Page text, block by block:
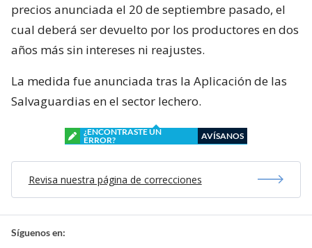
precios anunciada el 20 de septiembre pasado, el
cual deberá ser devuelto por los productores en dos
años más sin intereses ni reajustes.
La medida fue anunciada tras la Aplicación de las
Salvaguardias en el sector lechero.
¿ENCONTRASTE UN
ERROR?
AVÍSANOS
Revisa nuestra página de correcciones
Síguenos en: